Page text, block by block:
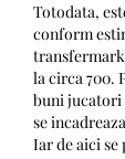
Totodata,
conform
la circa 700.
buni jucatori
se
Iar de aici